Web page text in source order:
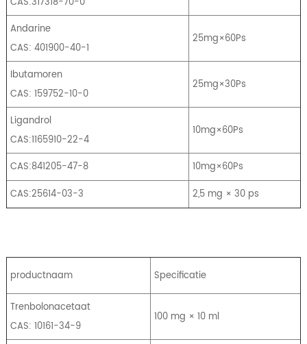
Andarine
CAS: 401900-40-1
25mg×60Ps
Ibutamoren
CAS: 159752-10-0
25mg×30Ps
Ligandrol
CAS:1165910-22-4
10mg×60Ps
CAS:841205-47-8
10mg×60Ps
CAS:25614-03-3
2,5 mg × 30 ps
productnaam Specificatie
Trenbolonacetaat
CAS: 10161-34-9
100 mg × 10 ml